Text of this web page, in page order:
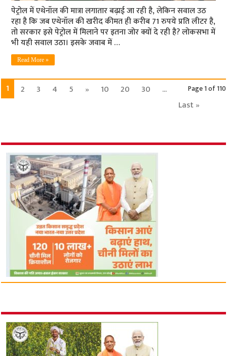
पेट्रोल में एथेनॉल की मात्रा लगातार बढ़ाई जा रही है, लेकिन सवाल उठ
रहा है कि जब एथेनॉल की खरीद कीमत ही करीब 71 रुपये प्रति लीटर है,
तो सरकार इसे पेट्रोल में मिलाने पर इतना जोर क्यों दे रही है? लोकसभा में
भी यही सवाल उठा। इसके जवाब में …
Read More »
Page 1 of 110
1 2 3 4 5 » 10 20 30
...
Last »